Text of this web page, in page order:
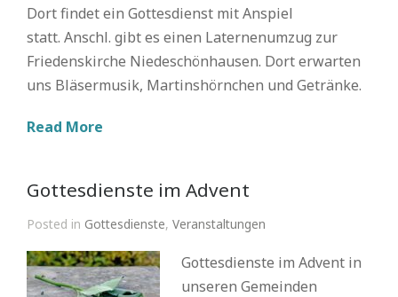
Dort findet ein Gottesdienst mit Anspiel
statt. Anschl. gibt es einen Laternenumzug zur
Friedenskirche Niedeschönhausen. Dort erwarten
uns Bläsermusik, Martinshörnchen und Getränke.
Read More
Gottesdienste im Advent
Posted in Gottesdienste,Veranstaltungen
Gottesdienste im Advent in
unseren Gemeinden